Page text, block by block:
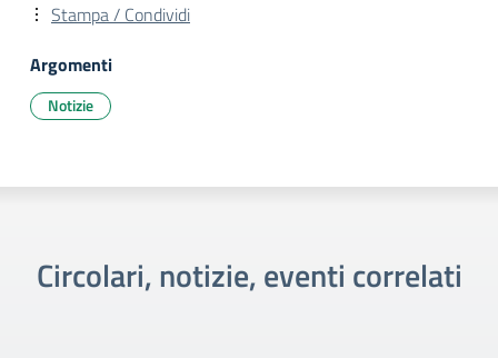
Stampa / Condividi
Argomenti
Notizie
Circolari, notizie, eventi correlati